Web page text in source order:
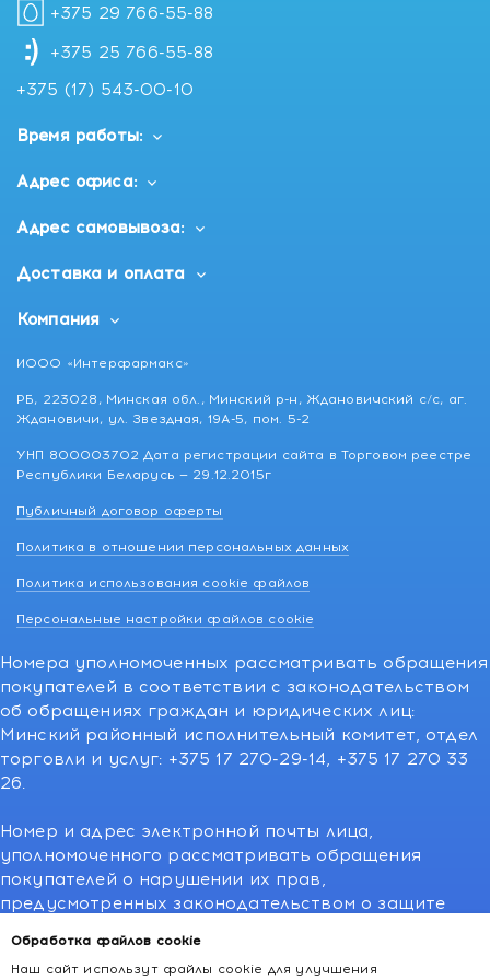
Обработка файлов cookie
Наш сайт использут файлы cookie для улучшения
+375 29 766-55-88
+375 25 766-55-88
+375 (17) 543-00-10
Время работы:
Адрес офиса:
Адрес самовывоза:
Доставка и оплата
Компания
ИООО «Интерфармакс»
РБ, 223028, Минская обл., Минский р-н, Ждановичский с/с, аг.
Ждановичи, ул. Звездная, 19А-5, пом. 5-2
УНП 800003702 Дата регистрации сайта в Торговом реестре
Республики Беларусь — 29.12.2015г
Публичный договор оферты
Политика в отношении персональных данных
Политика использования cookie файлов
Персональные настройки файлов cookie
Номера уполномоченных рассматривать обращения
покупателей в соответствии с законодательством
об обращениях граждан и юридических лиц:
Минский районный исполнительный комитет, отдел
торговли и услуг: +375 17 270-29-14, +375 17 270 33
26.
Номер и адрес электронной почты лица,
уполномоченного рассматривать обращения
покупателей о нарушении их прав,
предусмотренных законодательством о защите
операторов), info@kakvapteke.by